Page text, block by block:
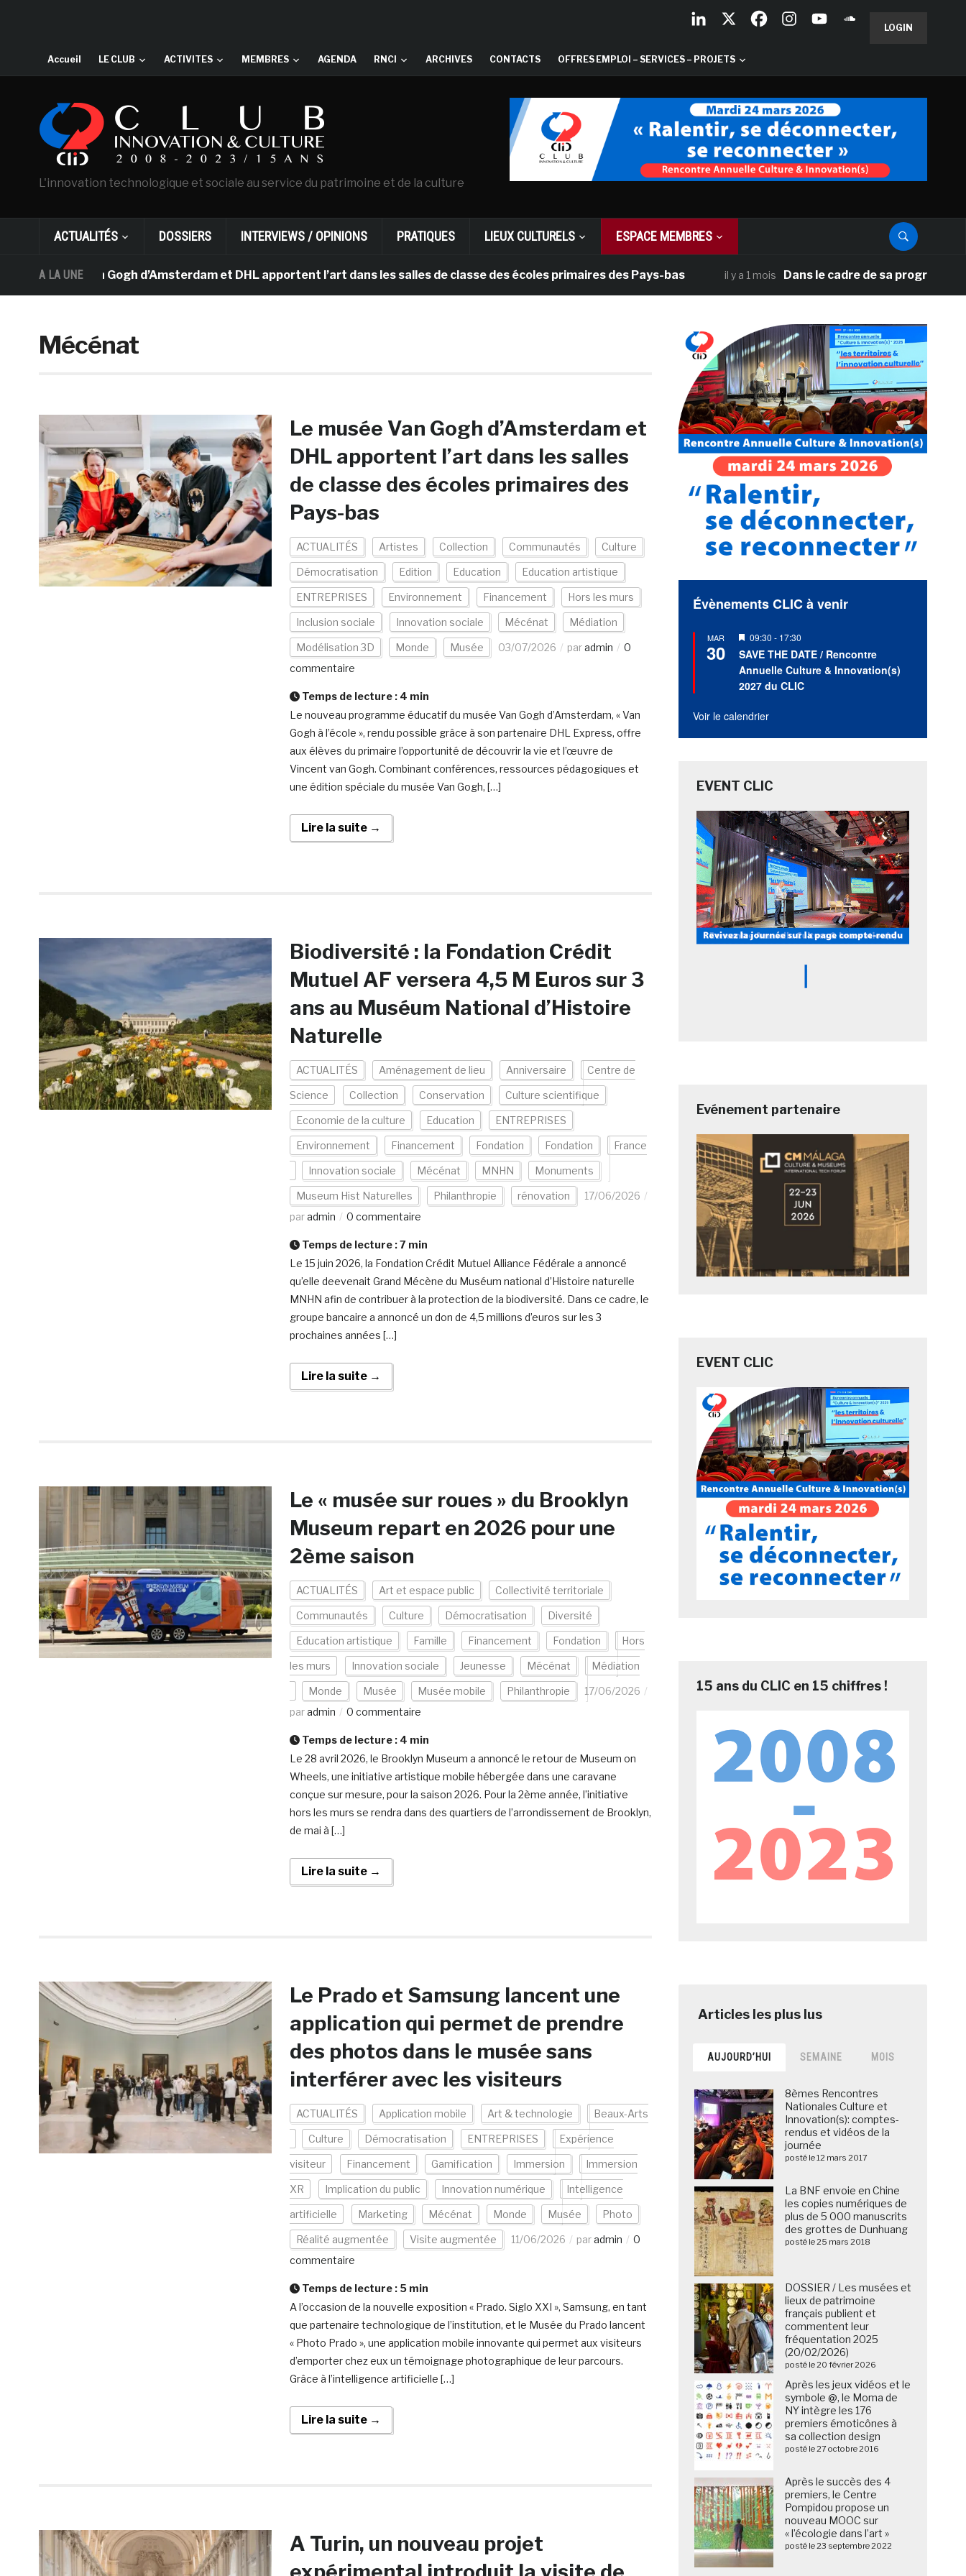
LOGIN
Accueil LE CLUB ACTIVITES MEMBRES AGENDA RNCI ARCHIVES CONTACTS OFFRES EMPLOI – SERVICES – PROJETS
L'innovation technologique et sociale au service du patrimoine et de la culture
ACTUALITÉS DOSSIERS INTERVIEWS / OPINIONS PRATIQUES LIEUX CULTURELS ESPACE MEMBRES
A LA UNE
Van Gogh d’Amsterdam et DHL apportent l’art dans les salles de classe des écoles primaires des Pays-bas il y a 1 mois Dans le cadre de sa programmation
Mécénat
Le musée Van Gogh d’Amsterdam et
DHL apportent l’art dans les salles
de classe des écoles primaires des
Pays-bas
ACTUALITÉS Artistes Collection Communautés Culture
Démocratisation Edition Education Education artistique
ENTREPRISES Environnement Financement Hors les murs
Inclusion sociale Innovation sociale Mécénat Médiation
Modélisation 3D Monde Musée 03/07/2026 paradmin
0
commentaire
Temps de lecture : 4 min
Le nouveau programme éducatif du musée Van Gogh d’Amsterdam, « Van
Gogh à l’école », rendu possible grâce à son partenaire DHL Express, offre
aux élèves du primaire l’opportunité de découvrir la vie et l’œuvre de
Vincent van Gogh. Combinant conférences, ressources pédagogiques et
une édition spéciale du musée Van Gogh, […]
Lire la suite →
Biodiversité : la Fondation Crédit
Mutuel AF versera 4,5 M Euros sur 3
ans au Muséum National d’Histoire
Naturelle
ACTUALITÉS Aménagement de lieu Anniversaire Centre de
Science Collection Conservation Culture scientifique
Economie de la culture Education ENTREPRISES
Environnement Financement Fondation Fondation France
Innovation sociale Mécénat MNHN Monuments
Museum Hist Naturelles Philanthropie rénovation
17/06/2026
paradmin 0 commentaire
Temps de lecture :7 min
Le 15 juin 2026, la Fondation Crédit Mutuel Alliance Fédérale a annoncé
qu’elle deevenait Grand Mécène du Muséum national d’Histoire naturelle
MNHN afin de contribuer à la protection de la biodiversité. Dans ce cadre, le
groupe bancaire a annoncé un don de 4,5 millions d’euros sur les 3
prochaines années […]
Lire la suite →
Le « musée sur roues » du Brooklyn
Museum repart en 2026 pour une
2ème saison
ACTUALITÉS Art et espace public Collectivité territoriale
Communautés Culture Démocratisation Diversité
Education artistique Famille Financement Fondation Hors
les murs Innovation sociale Jeunesse Mécénat Médiation
Monde Musée Musée mobile Philanthropie
17/06/2026
paradmin 0 commentaire
Temps de lecture : 4 min
Le 28 avril 2026, le Brooklyn Museum a annoncé le retour de Museum on
Wheels, une initiative artistique mobile hébergée dans une caravane
conçue sur mesure, pour la saison 2026. Pour la 2ème année, l’initiative
hors les murs se rendra dans des quartiers de l’arrondissement de Brooklyn,
de mai à […]
Lire la suite →
Le Prado et Samsung lancent une
application qui permet de prendre
des photos dans le musée sans
interférer avec les visiteurs
ACTUALITÉS Application mobile Art & technologie Beaux-Arts
Culture Démocratisation ENTREPRISES Expérience
visiteur Financement Gamification Immersion Immersion
XR Implication du public Innovation numérique Intelligence
artificielle Marketing Mécénat Monde Musée Photo
Réalité augmentée Visite augmentée 11/06/2026 paradmin
0
commentaire
Temps de lecture : 5 min
A l’occasion de la nouvelle exposition « Prado. Siglo XXI », Samsung, en tant
que partenaire technologique de l’institution, et le Musée du Prado lancent
« Photo Prado », une application mobile innovante qui permet aux visiteurs
d’emporter chez eux un témoignage photographique de leur parcours.
Grâce à l’intelligence artificielle […]
Lire la suite →
A Turin, un nouveau projet
Évènements CLIC à venir
MAR
30
Mis
en
avant
09:30 - 17:30
SAVE THE DATE / Rencontre
Annuelle Culture & Innovation(s)
2027 du CLIC
Voir le calendrier
EVENT CLIC
Evénement partenaire
EVENT CLIC
15 ans du CLIC en 15 chiffres !
AUJOURD’HUI SEMAINE MOIS
8èmes Rencontres
Nationales Culture et
Innovation(s): comptes-
rendus et vidéos de la
journée
posté le 12 mars 2017
La BNF envoie en Chine
les copies numériques de
plus de 5 000 manuscrits
des grottes de Dunhuang
posté le 25 mars 2018
DOSSIER / Les musées et
lieux de patrimoine
français publient et
commentent leur
fréquentation 2025
(20/02/2026)
posté le 20 février 2026
Après les jeux vidéos et le
symbole @, le Moma de
NY intègre les 176
premiers émoticônes à
sa collection design
posté le 27 octobre 2016
Après le succès des 4
premiers, le Centre
Pompidou propose un
nouveau MOOC sur
« l’écologie dans l’art »
posté le 23 septembre 2022